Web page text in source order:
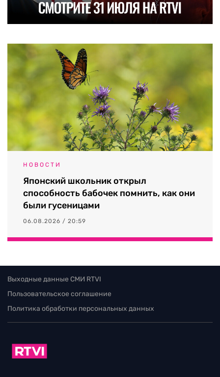
НОВОСТИ
Японский школьник открыл
способность бабочек помнить, как они
были гусеницами
06.08.2026 / 20:59
Выходные данные СМИ RTVI
Пользовательское соглашение
Политика обработки персональных данных